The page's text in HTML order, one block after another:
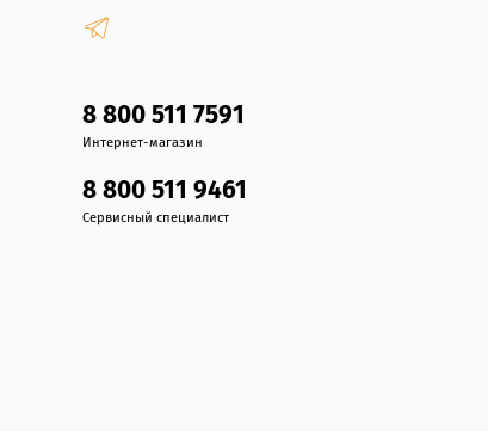
8 800 511 7591
Интернет-магазин
8 800 511 9461
Сервисный специалист